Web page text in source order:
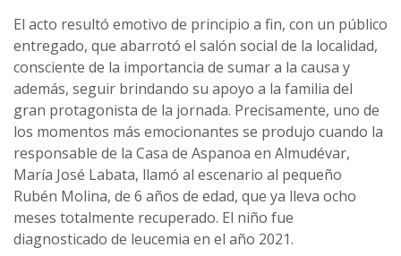
El acto resultó emotivo de principio a fin, con un público
entregado, que abarrotó el salón social de la localidad,
consciente de la importancia de sumar a la causa y
además, seguir brindando su apoyo a la familia del
gran protagonista de la jornada. Precisamente, uno de
los momentos más emocionantes se produjo cuando la
responsable de la Casa de Aspanoa en Almudévar,
María José Labata, llamó al escenario al pequeño
Rubén Molina, de 6 años de edad, que ya lleva ocho
meses totalmente recuperado. El niño fue
diagnosticado de leucemia en el año 2021.